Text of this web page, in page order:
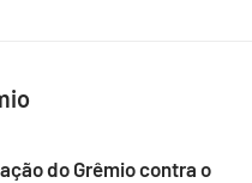
do Grêmio contra o